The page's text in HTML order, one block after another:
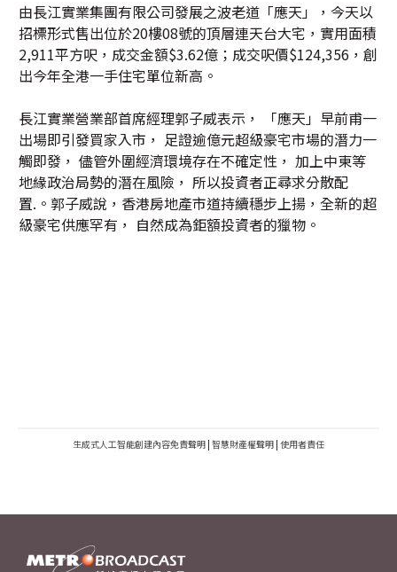
由長江實業集團有限公司發展之波老道「應天」，今天以
招標形式售出位於20樓08號的頂層連天台大宅，實用面積
2,911平方呎，成交金額$3.62億；成交呎價$124,356，創
出今年全港一手住宅單位新高。
長江實業營業部首席經理郭子威表示， 「應天」早前甫一
出場即引發買家入市， 足證逾億元超級豪宅市場的潛力一
觸即發， 儘管外圍經濟環境存在不確定性， 加上中東等
地緣政治局勢的潛在風險， 所以投資者正尋求分散配
置.。郭子威說，香港房地產市道持續穩步上揚，全新的超
級豪宅供應罕有， 自然成為鉅額投資者的獵物。
生成式人工智能創建內容免責聲明 | 智慧財產權聲明 | 使用者責任